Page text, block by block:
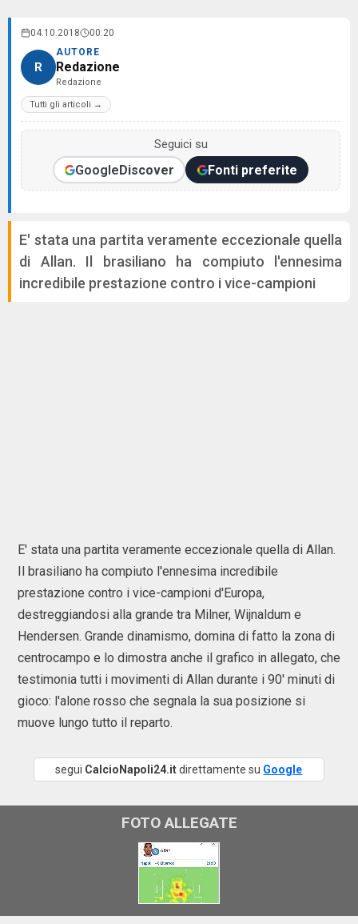
04.10.2018 00:20
R
AUTORE
Redazione
Redazione
Tutti gli articoli →
Seguici su
GoogleDiscover Fonti preferite
E' stata una partita veramente eccezionale quella
di Allan. Il brasiliano ha compiuto l'ennesima
incredibile prestazione contro i vice-campioni
E' stata una partita veramente eccezionale quella di Allan.
Il brasiliano ha compiuto l'ennesima incredibile
prestazione contro i vice-campioni d'Europa,
destreggiandosi alla grande tra Milner, Wijnaldum e
Hendersen. Grande dinamismo, domina di fatto la zona di
centrocampo e lo dimostra anche il grafico in allegato, che
testimonia tutti i movimenti di Allan durante i 90' minuti di
gioco: l'alone rosso che segnala la sua posizione si
muove lungo tutto il reparto.
segui CalcioNapoli24.itdirettamente su Google
FOTO ALLEGATE